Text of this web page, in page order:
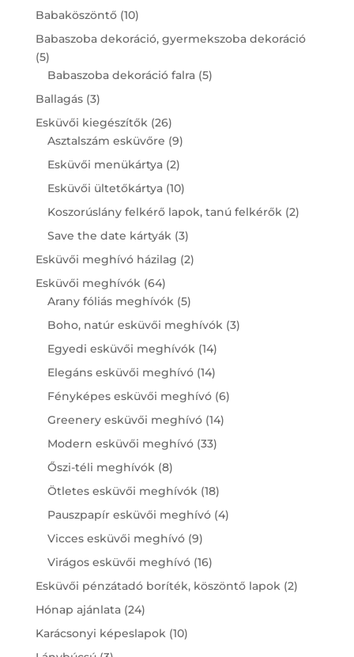
Babaköszöntő 1010
products
Babaszoba dekoráció, gyermekszoba dekoráció
55
products
Babaszoba dekoráció falra 55
Ballagás 33
products
Esküvői kiegészítők 2626
products
Asztalszám esküvőre 99
products
Esküvői menükártya 22
products
Esküvői ültetőkártya 1010
products
Koszorúslány felkérő lapok, tanú felkérők 22
Save the date kártyák 33
products
Esküvői meghívó házilag 22
Esküvői meghívók 6464
products
Arany fóliás meghívók 55
products
Boho, natúr esküvői meghívók 33
Egyedi esküvői meghívók 1414
products
Elegáns esküvői meghívó 1414
products
Fényképes esküvői meghívó 66
Greenery esküvői meghívó 1414
Modern esküvői meghívó 3333
Őszi-téli meghívók 88
products
Ötletes esküvői meghívók 1818
products
Pauszpapír esküvői meghívó 44
Vicces esküvői meghívó 99
products
Virágos esküvői meghívó 1616
products
Esküvői pénzátadó boríték, köszöntő lapok 22
Hónap ajánlata 2424
products
Karácsonyi képeslapok 1010